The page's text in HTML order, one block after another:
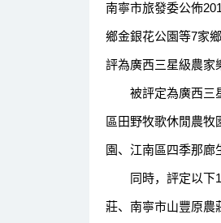
南寧市旅發委公佈
鄉金銀花公園等7家
評為廣西三星級農家
被評定為廣西三星
區田野牧歌休閒農
園、江南區四季那廊
同時，評定以下15
莊、南寧市山豐原農